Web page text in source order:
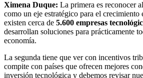
Ximena Duque: La primera es reconocer
como un eje estratégico para el
existen cerca de 5.600 empresas
desarrollan soluciones para prácticamente
economía.
La segunda tiene que ver con incentivos
compite con países que ofrecen mejores
inversión tecnológica y debemos revisar